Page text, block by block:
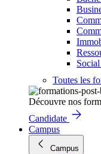
Toutes les
Découvre nos
Candidate
Campus
Campus